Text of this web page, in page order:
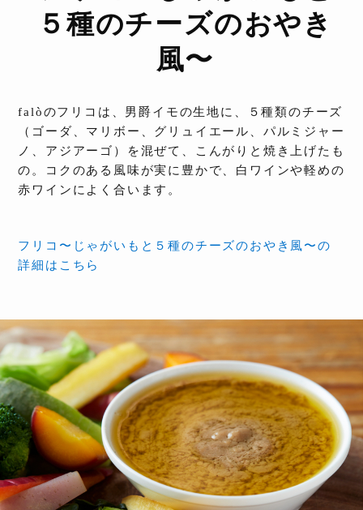
５種のチーズのおやき
風〜
falòのフリコは、男爵イモの生地に、５種類のチーズ
（ゴーダ、マリボー、グリュイエール、パルミジャー
ノ、アジアーゴ）を混ぜて、こんがりと焼き上げたも
の。コクのある風味が実に豊かで、白ワインや軽めの
赤ワインによく合います。
フリコ〜じゃがいもと５種のチーズのおやき風〜の
詳細はこちら